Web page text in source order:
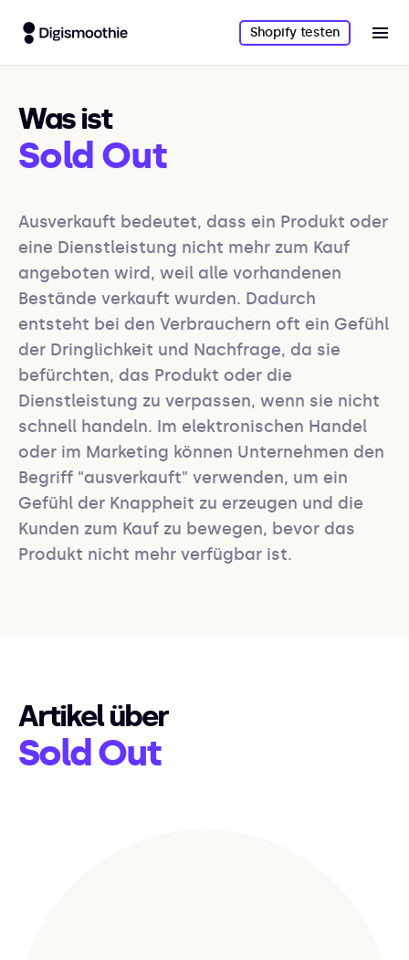
Shopify testen
Was ist
Sold Out
Ausverkauft bedeutet, dass ein Produkt oder
eine Dienstleistung nicht mehr zum Kauf
angeboten wird, weil alle vorhandenen
Bestände verkauft wurden. Dadurch
entsteht bei den Verbrauchern oft ein Gefühl
der Dringlichkeit und Nachfrage, da sie
befürchten, das Produkt oder die
Dienstleistung zu verpassen, wenn sie nicht
schnell handeln. Im elektronischen Handel
oder im Marketing können Unternehmen den
Begriff "ausverkauft" verwenden, um ein
Gefühl der Knappheit zu erzeugen und die
Kunden zum Kauf zu bewegen, bevor das
Produkt nicht mehr verfügbar ist.
Artikel über
Sold Out